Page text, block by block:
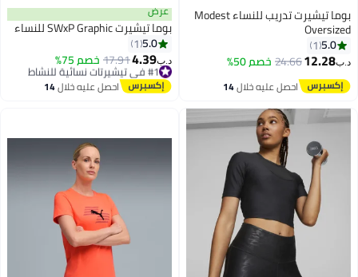
بوما تيشيرت تدريب للنساء Modest
5.0
1
12.28
24.66خصم 50%
احصل عليه خلال14
اغسطس
عرض
بوما تيشيرت SWxP Graphic للنساء
5.0
1
4.39
17.91خصم 75% #1 في تيشيرتات نسائية للنشاط
أقل سعر في 7 يوم
#1 في تيشيرتات نسائية للنشاط احصل عليه خلال14
اغسطس